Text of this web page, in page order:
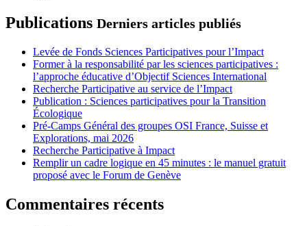
Publications Derniers articles publiés
Levée de Fonds Sciences Participatives pour l’Impact
Former à la responsabilité par les sciences participatives :
l’approche éducative d’Objectif Sciences International
Recherche Participative au service de l’Impact
Publication : Sciences participatives pour la Transition
Écologique
Pré-Camps Général des groupes OSI France, Suisse et
Explorations, mai 2026
Recherche Participative à Impact
Remplir un cadre logique en 45 minutes : le manuel gratuit
proposé avec le Forum de Genève
Commentaires récents